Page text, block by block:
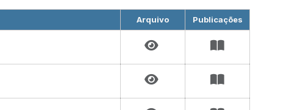
Arquivo Publicações